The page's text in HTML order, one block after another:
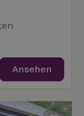
Ansehen